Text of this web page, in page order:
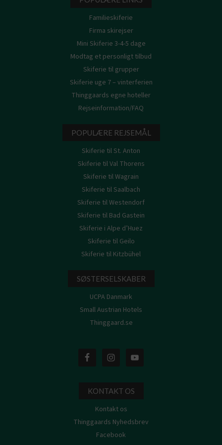
Familieskiferie
Firma skirejser
Mini Skiferie 3-4-5 dage
Modtag et personligt tilbud
Skiferie til grupper
Skiferie uge 7 – vinterferien
Thinggaards egne hoteller
Rejseinformation/FAQ
POPULÆRE REJSEMÅL
Skiferie til St. Anton
Skiferie til Val Thorens
Skiferie til Wagrain
Skiferie til Saalbach
Skiferie til Westendorf
Skiferie til Bad Gastein
Skiferie i Alpe d’Huez
Skiferie til Geilo
Skiferie til Kitzbühel
SØSTERSELSKABER
UCPA Danmark
Small Austrian Hotels
Thinggaard.se
KONTAKT OS
Kontakt os
Thinggaards Nyhedsbrev
Facebook